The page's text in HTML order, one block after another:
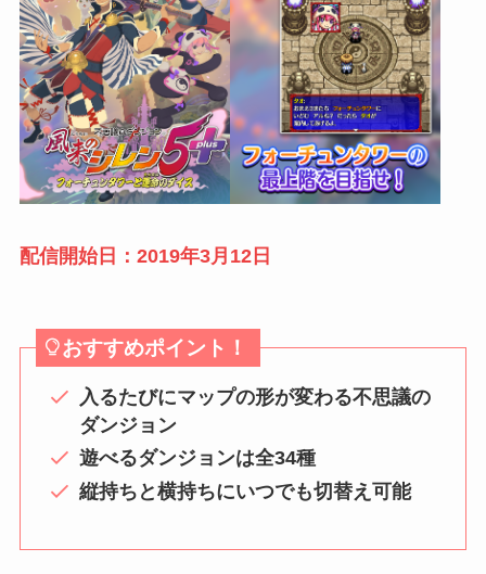
配信開始日：2019年3月12日
おすすめポイント！
入るたびにマップの形が変わる不思議の
ダンジョン
遊べるダンジョンは全34種
縦持ちと横持ちにいつでも切替え可能